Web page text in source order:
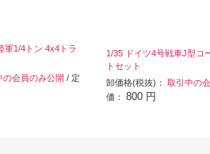
軍1/4トン 4x4トラ
の会員のみ公開 / 定
1/35 ドイツ4号戦車J型コ
トセット
卸価格(税抜)： 取引中の
価： 800 円